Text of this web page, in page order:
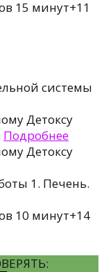
15 минут+11
системы
Детоксу
Подробнее
Детоксу
1. Печень.
10 минут+14